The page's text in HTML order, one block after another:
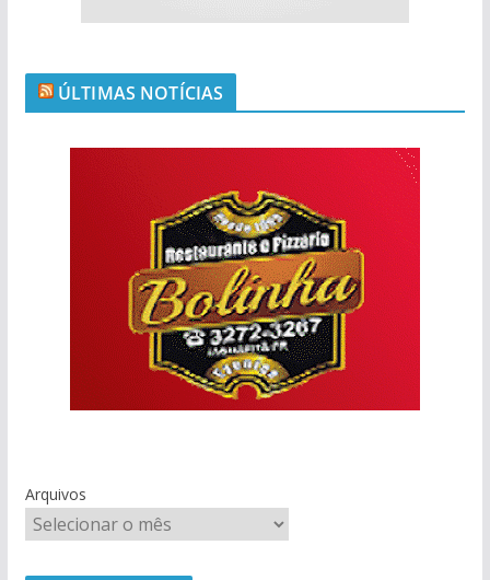
ÚLTIMAS NOTÍCIAS
Arquivos